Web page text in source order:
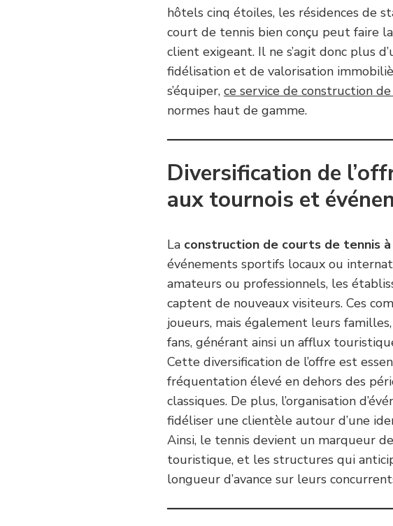
hôtels cinq étoiles, les résidences de
court de tennis bien conçu peut faire
client exigeant. Il ne s’agit donc plus
fidélisation et de valorisation
s’équiper, ce service de construction
normes haut de gamme.
Diversification de
aux tournois et
La construction de courts de tennis à
événements sportifs locaux ou
amateurs ou professionnels, les
captent de nouveaux visiteurs. Ces
joueurs, mais également leurs
fans, générant ainsi un afflux
Cette diversification de l’offre est
fréquentation élevé en dehors des
classiques. De plus, l’organisation
fidéliser une clientèle autour d’une
Ainsi, le tennis devient un marqueur
touristique, et les structures qui
longueur d’avance sur leurs